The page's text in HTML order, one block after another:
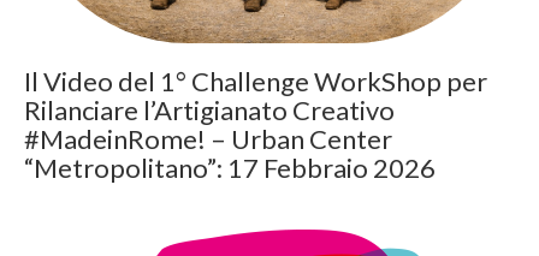
Il Video del 1° Challenge WorkShop per
Rilanciare l’Artigianato Creativo
#MadeinRome! – Urban Center
“Metropolitano”: 17 Febbraio 2026